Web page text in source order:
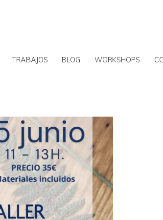
TRABAJOS BLOG WORKSHOPS